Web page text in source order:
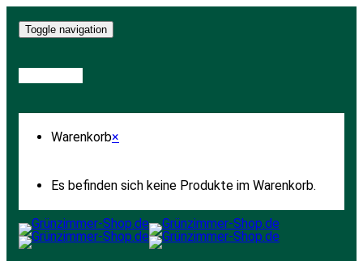
Toggle navigation
Warenkorb×
Es befinden sich keine Produkte im Warenkorb.